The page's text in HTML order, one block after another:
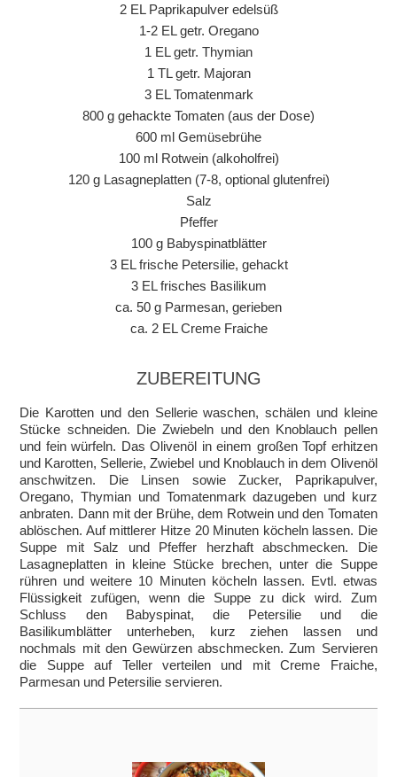
2 EL Paprikapulver edelsüß
1-2 EL getr. Oregano
1 EL getr. Thymian
1 TL getr. Majoran
3 EL Tomatenmark
800 g gehackte Tomaten (aus der Dose)
600 ml Gemüsebrühe
100 ml Rotwein (alkoholfrei)
120 g Lasagneplatten (7-8, optional glutenfrei)
Salz
Pfeffer
100 g Babyspinatblätter
3 EL frische Petersilie, gehackt
3 EL frisches Basilikum
ca. 50 g Parmesan, gerieben
ca. 2 EL Creme Fraiche
ZUBEREITUNG
Die Karotten und den Sellerie waschen, schälen und kleine
Stücke schneiden. Die Zwiebeln und den Knoblauch pellen
und fein würfeln. Das Olivenöl in einem großen Topf erhitzen
und Karotten, Sellerie, Zwiebel und Knoblauch in dem Olivenöl
anschwitzen. Die Linsen sowie Zucker, Paprikapulver,
Oregano, Thymian und Tomatenmark dazugeben und kurz
anbraten. Dann mit der Brühe, dem Rotwein und den Tomaten
ablöschen. Auf mittlerer Hitze 20 Minuten köcheln lassen. Die
Suppe mit Salz und Pfeffer herzhaft abschmecken. Die
Lasagneplatten in kleine Stücke brechen, unter die Suppe
rühren und weitere 10 Minuten köcheln lassen. Evtl. etwas
Flüssigkeit zufügen, wenn die Suppe zu dick wird. Zum
Schluss den Babyspinat, die Petersilie und die
Basilikumblätter unterheben, kurz ziehen lassen und
nochmals mit den Gewürzen abschmecken. Zum Servieren
die Suppe auf Teller verteilen und mit Creme Fraiche,
Parmesan und Petersilie servieren.